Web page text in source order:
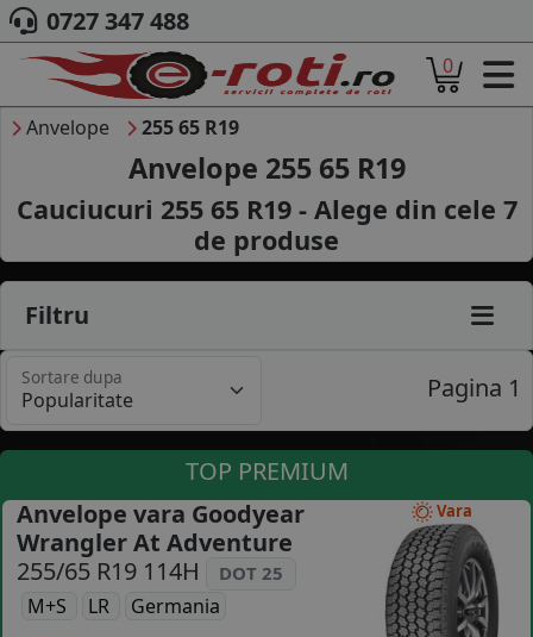
ACASA
DESPRE NOI
ANVELOPE
AUTO
CAMION
MOTO
AGROINDUSTRIALE
MARCA AUTO
B2B - COLABORARE COMPANII
CONTACT
COS (0 PRODUSE
0727 347 488
0
Anvelope 255 65 R19
Anvelope 255 65 R19
Cauciucuri 255 65 R19 - Alege din cele 7
de produse
Filtru
Sortare dupa Pagina 1
TOP PREMIUM
Vara
Anvelope vara Goodyear
Wrangler At Adventure
255/65 R19 114H
DOT 25
M+S LR
Germania